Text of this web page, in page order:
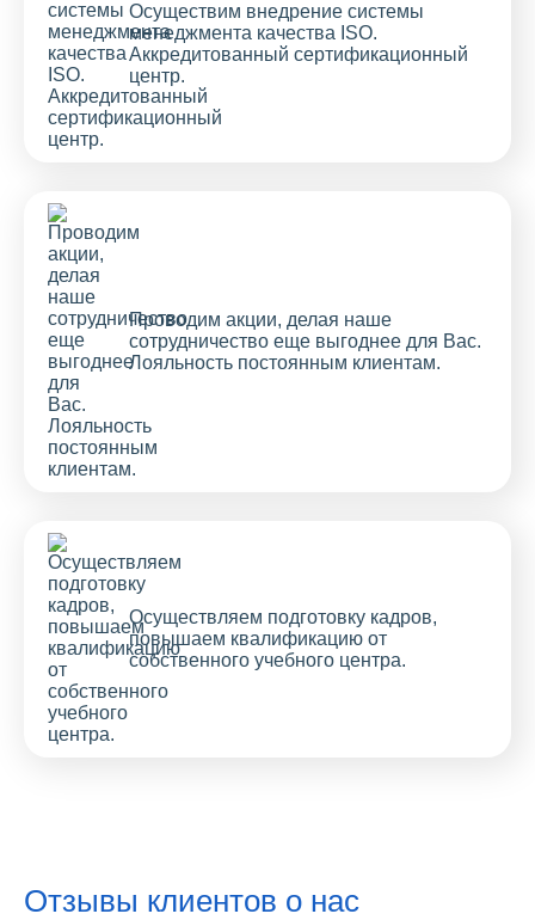
Осуществим внедрение системы
менеджмента качества ISO.
Аккредитованный сертификационный
центр.
Проводим акции, делая наше
сотрудничество еще выгоднее для Вас.
Лояльность постоянным клиентам.
Осуществляем подготовку кадров,
повышаем квалификацию от
собственного учебного центра.
Отзывы клиентов о нас